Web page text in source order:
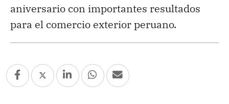
aniversario con importantes resultados
para el comercio exterior peruano.